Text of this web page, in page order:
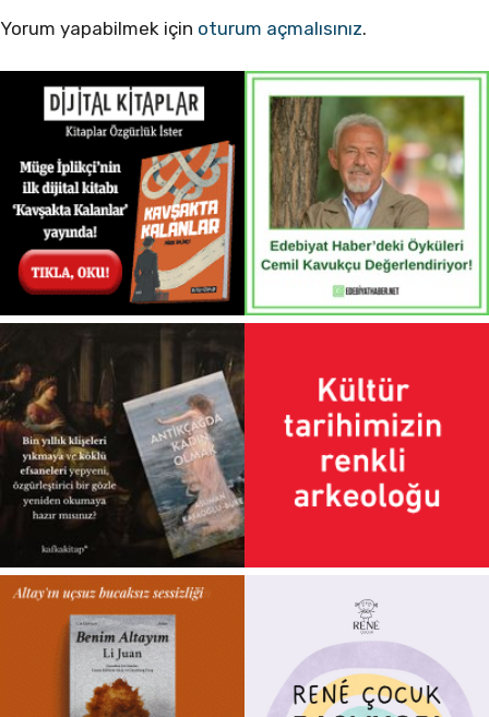
Yorum yapabilmek için oturum açmalısınız.